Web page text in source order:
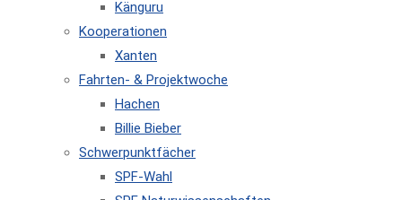
Känguru
Kooperationen
Xanten
Fahrten- & Projektwoche
Hachen
Billie Bieber
Schwerpunktfächer
SPF-Wahl